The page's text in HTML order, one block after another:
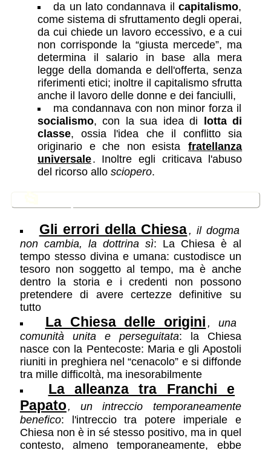
da un lato condannava il capitalismo,
come sistema di sfruttamento degli operai,
da cui chiede un lavoro eccessivo, e a cui
non corrisponde la “giusta mercede”, ma
determina il salario in base alla mera
legge della domanda e dell'offerta, senza
riferimenti etici; inoltre il capitalismo sfrutta
anche il lavoro delle donne e dei fanciulli,
ma condannava con non minor forza il
socialismo, con la sua idea di
lotta di
classe, ossia l'idea che il conflitto sia
originario e che non esista fratellanza
universale. Inoltre egli criticava l'abuso
del ricorso allosciopero.
Gli errori della Chiesa , il dogma
non cambia, la dottrina sì: La Chiesa è al
tempo stesso divina e umana: custodisce un
tesoro non soggetto al tempo, ma è anche
dentro la storia e i credenti non possono
pretendere di avere certezze definitive su
tutto
La Chiesa delle origini , una
comunità unita e perseguitata: la Chiesa
nasce con la Pentecoste: Maria e gli Apostoli
riuniti in preghiera nel “cenacolo” e si diffonde
tra mille difficoltà, ma inesorabilmente
La alleanza tra Franchi e
Papato, un intreccio temporaneamente
benefico: l'intreccio tra potere imperiale e
Chiesa non è in sé stesso positivo, ma in quel
contesto, almeno temporaneamente, ebbe